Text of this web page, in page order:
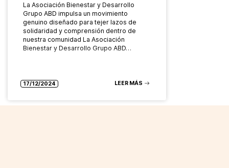
La Asociación Bienestar y Desarrollo
Grupo ABD impulsa un movimiento
genuino diseñado para tejer lazos de
solidaridad y comprensión dentro de
nuestra comunidad La Asociación
Bienestar y Desarrollo Grupo ABD…
17/12/2024 LEER MÁS